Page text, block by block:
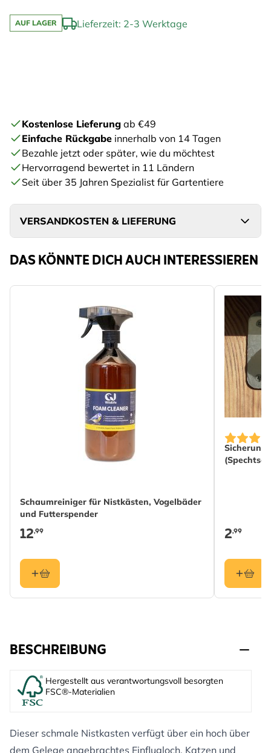
AUF LAGER Lieferzeit: 2-3 Werktage
Kostenlose Lieferung ab €49
Einfache Rückgabe innerhalb von 14 Tagen
Bezahle jetzt oder später, wie du möchtest
Hervorragend bewertet in 11 Ländern
Seit über 35 Jahren Spezialist für Gartentiere
VERSANDKOSTEN & LIEFERUNG
DAS KÖNNTE DICH AUCH INTERESSIEREN
Schaumreiniger für Nistkästen, Vogelbäder
und Futterspender
12,99 2,99
BESCHREIBUNG
Hergestellt aus verantwortungsvoll besorgten
FSC®-Materialien
Dieser schmale Nistkasten verfügt über ein hoch über
dem Gelege angebrachtes Einflugloch. Katzen und